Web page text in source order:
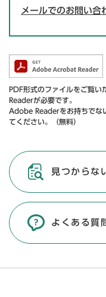
メールでのお問い合
PDF形式のファイルをご覧
Readerが必要です。
Adobe Readerをお持ちでな
てください。（無料）
見つからな
よくある質